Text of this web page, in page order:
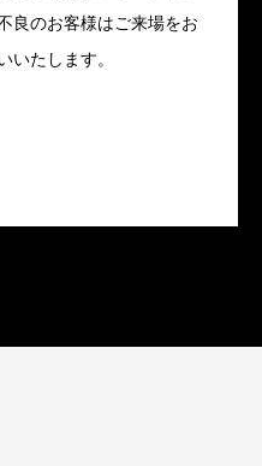
良のお客様はご来場をお
いたします。